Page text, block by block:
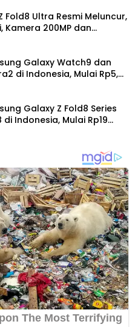
Fold8 Ultra Resmi Meluncur,
Kamera 200MP dan
5
Galaxy Watch9 dan
di Indonesia, Mulai Rp5,9
Galaxy Z Fold8 Series
Indonesia, Mulai Rp19